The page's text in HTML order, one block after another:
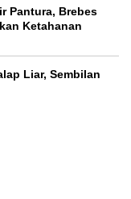
Pantura, Brebes
Ketahanan
Liar, Sembilan